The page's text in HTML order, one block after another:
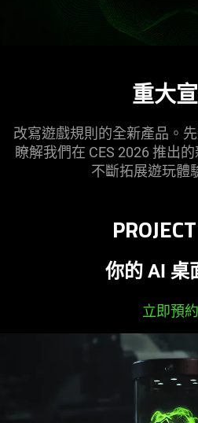
重大
改寫遊戲規則的全新產品。
瞭解我們在 CES 2026 推出
不斷拓展遊玩體
你的 AI 桌
立即預約